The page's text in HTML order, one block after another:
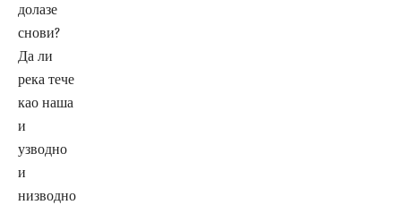
долазе
снови?
Да ли
река тече
као наша
и
узводно
и
низводно